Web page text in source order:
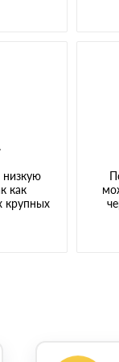
как
крупных